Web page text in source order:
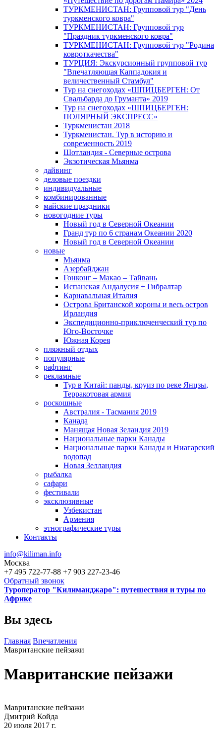
ТУРКМЕНИСТАН: Групповой тур "День
туркменского ковра"
ТУРКМЕНИСТАН: Групповой тур
"Праздник туркменского ковра"
ТУРКМЕНИСТАН: Групповой тур "Родина
ковроткачества"
ТУРЦИЯ: Экскурсионный групповой тур
"Впечатляющая Каппадокия и
величественный Стамбул"
Тур на снегоходах «ШПИЦБЕРГЕН: От
Свальбарда до Груманта» 2019
Тур на снегоходах «ШПИЦБЕРГЕН:
ПОЛЯРНЫЙ ЭКСПРЕСС»
Туркменистан 2018
Туркменистан. Тур в историю и
современность 2019
Шотландия - Северные острова
Экзотическая Мьянма
дайвинг
деловые поездки
индивидуальные
комбинированные
майские праздники
новогодние туры
Новый год в Северной Океании
Гранд тур по 6 странам Океании 2020
Новый год в Северной Океании
новые
Мьянма
Азербайджан
Гонконг – Макао – Тайвань
Испанская Андалусия + Гибралтар
Карнавальная Италия
Острова Британской короны и весь остров
Ирландия
Экспедиционно-приключенческий тур по
Юго-Восточке
Южная Корея
пляжный отдых
популярные
рафтинг
рекламные
Тур в Китай: панды, круиз по реке Янцзы,
Терракотовая армия
роскошные
Австралия - Тасмания 2019
Канада
Манящая Новая Зеландия 2019
Национальные парки Канады
Национальные парки Канады и Ниагарский
водопад
Новая Зелландия
рыбалка
сафари
фестивали
эксклюзивные
Узбекистан
Армения
этнографические туры
Контакты
info@kiliman.info
Москва
+7 495 722-77-88 +7 903 227-23-46
Обратный звонок
Туроператор "Килиманджаро": путешествия и туры по
Африке
Вы здесь
Главная Впечатления
Мавританские пейзажи
Мавританские пейзажи
Мавританские пейзажи
Дмитрий Койда
20 июля 2017 г.